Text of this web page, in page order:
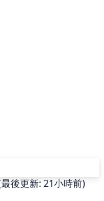
後更新: 21小時前)